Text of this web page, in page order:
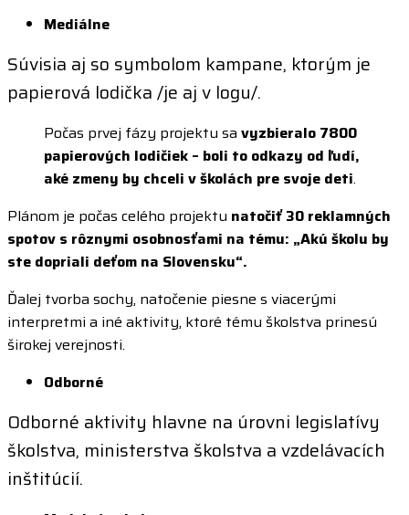
Mediálne
Súvisia aj so symbolom kampane, ktorým je
papierová lodička /je aj v logu/.
Počas prvej fázy projektu sa vyzbieralo 7800
papierových lodičiek – boli to odkazy od ľudí,
aké zmeny by chceli v školách pre svoje deti.
Plánom je počas celého projektu natočiť 30 reklamných
spotov s rôznymi osobnosťami na tému: „Akú školu by
ste dopriali deťom na Slovensku“.
Ďalej tvorba sochy, natočenie piesne s viacerými
interpretmi a iné aktivity, ktoré tému školstva prinesú
širokej verejnosti.
Odborné
Odborné aktivity hlavne na úrovni legislatívy
školstva, ministerstva školstva a vzdelávacích
inštitúcií.